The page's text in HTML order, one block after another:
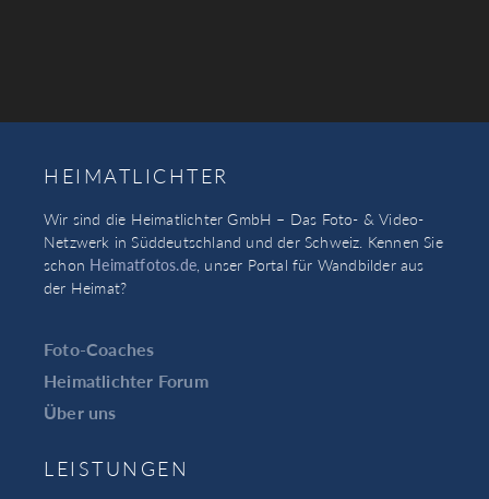
HEIMATLICHTER
Wir sind die Heimatlichter GmbH – Das Foto- & Video-
Netzwerk in Süddeutschland und der Schweiz. Kennen Sie
schon Heimatfotos.de, unser Portal für Wandbilder aus
der Heimat?
Foto-Coaches
Heimatlichter Forum
Über uns
LEISTUNGEN